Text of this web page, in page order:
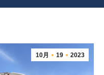
10月 19 2023